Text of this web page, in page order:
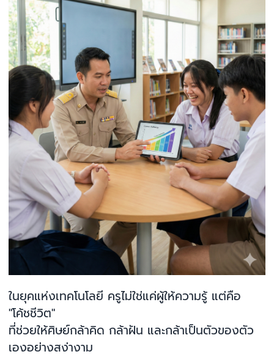
ในยุคแห่งเทคโนโลยี ครูไม่ใช่แค่ผู้ให้ความรู้ แต่คือ
"โค้ชชีวิต"
ที่ช่วยให้ศิษย์กล้าคิด กล้าฝัน และกล้าเป็นตัวของตัว
เองอย่างสง่างาม